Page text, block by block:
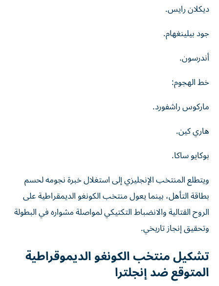
ديكلان رايس.
جود بيلينغهام.
أندرسون.
خط الهجوم:
ماركوس راشفورد.
هاري كين.
بوكايو ساكا.
ويتطلع المنتخب الإنجليزي إلى استغلال خبرة نجومه لحسم
بطاقة التأهل، بينما يعول منتخب الكونغو الديمقراطية على
الروح القتالية والانضباط التكتيكي لمواصلة مشواره في البطولة
وتحقيق إنجاز تاريخي.
تشكيل منتخب الكونغو الديموقراطية
المتوقع ضد إنجلترا